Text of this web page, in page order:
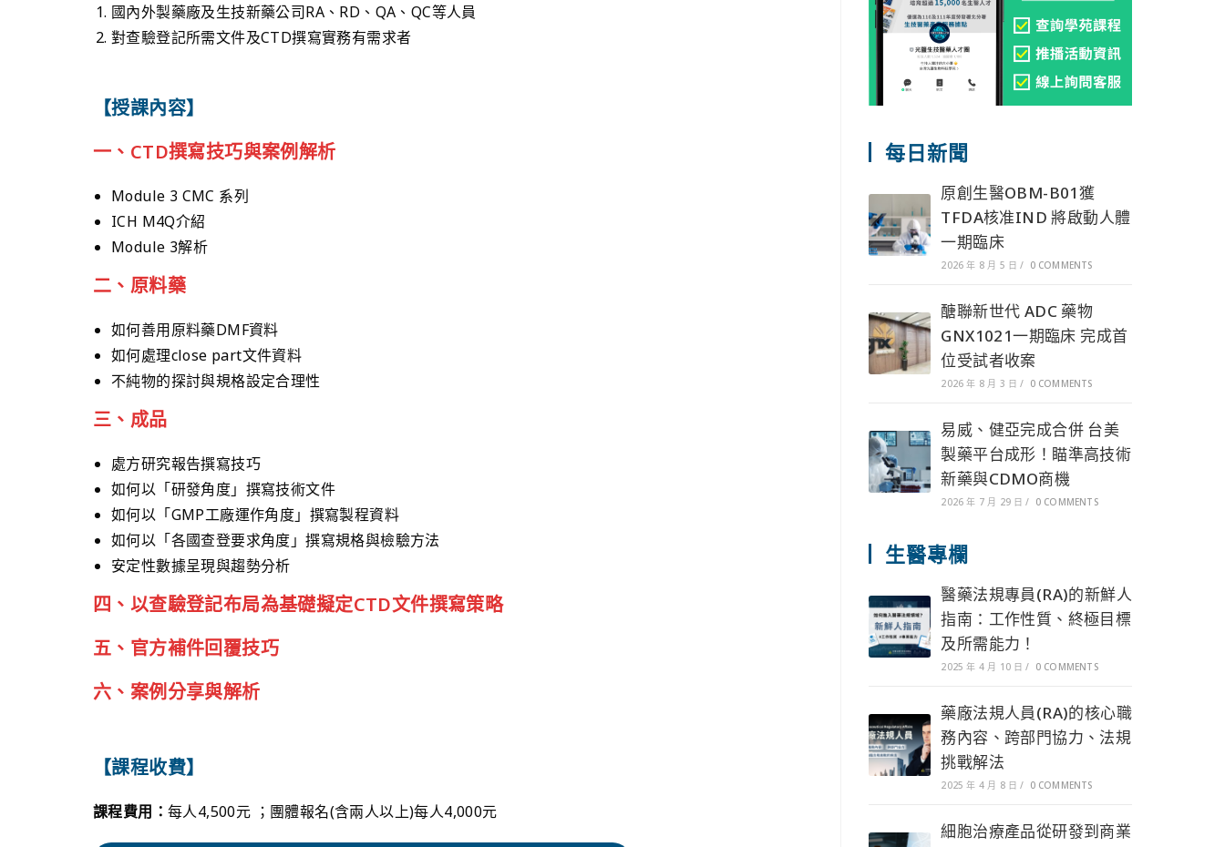
國內外製藥廠及生技新藥公司RA、RD、QA、QC等人員
對查驗登記所需文件及CTD撰寫實務有需求者
【授課內容】
一、CTD撰寫技巧與案例解析
Module 3 CMC 系列
ICH M4Q介紹
Module 3解析
二、原料藥
如何善用原料藥DMF資料
如何處理close part文件資料
不純物的探討與規格設定合理性
三、成品
處方研究報告撰寫技巧
如何以「研發角度」撰寫技術文件
如何以「GMP工廠運作角度」撰寫製程資料
如何以「各國查登要求角度」撰寫規格與檢驗方法
安定性數據呈現與趨勢分析
四、以查驗登記布局為基礎擬定CTD文件撰寫策略
五、官方補件回覆技巧
六、案例分享與解析
【課程收費】
課程費用： 每人4,500元 ；團體報名(含兩人以上)每人4,000元
每日新聞
原創生醫OBM-B01獲
TFDA核准IND 將啟動人體
一期臨床
2026 年 8 月 5 日 / 0 COMMENTS
醣聯新世代 ADC 藥物
GNX1021一期臨床 完成首
位受試者收案
2026 年 8 月 3 日 / 0 COMMENTS
易威、健亞完成合併 台美
製藥平台成形！瞄準高技術
新藥與CDMO商機
2026 年 7 月 29 日 / 0 COMMENTS
生醫專欄
醫藥法規專員(RA)的新鮮人
指南：工作性質、終極目標
及所需能力！
2025 年 4 月 10 日 / 0 COMMENTS
藥廠法規人員(RA)的核心職
務內容、跨部門協力、法規
挑戰解法
2025 年 4 月 8 日 / 0 COMMENTS
細胞治療產品從研發到商業